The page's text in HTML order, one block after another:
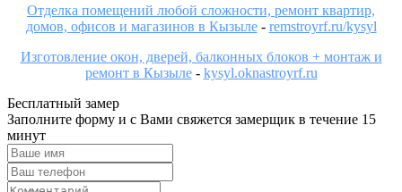
Отделка помещений любой сложности, ремонт квартир,
домов, офисов и магазинов в Кызыле- remstroyrf.ru/kysyl
Изготовление окон, дверей, балконных блоков + монтаж и
ремонт в Кызыле- kysyl.oknastroyrf.ru
Бесплатный замер
Заполните форму и с Вами свяжется замерщик в течение 15
минут